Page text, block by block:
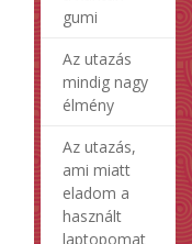
gumi
Az utazás
mindig nagy
élmény
Az utazás,
ami miatt
eladom a
használt
laptopomat